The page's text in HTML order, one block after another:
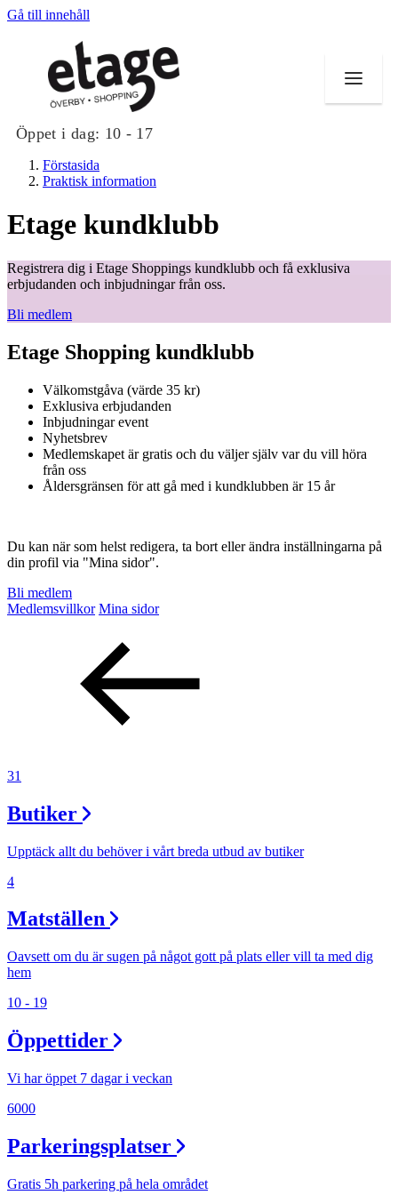
Gå till innehåll
Öppet i dag: 10 - 17
Butiker
Mat och dryck
Evenemang
Erbjudanden
Kundklubb
Inspiration
Praktisk information
Förstasida
Praktisk information
Etage kundklubb
Registrera dig i Etage Shoppings kundklubb och få exklusiva
erbjudanden och inbjudningar från oss.
Bli medlem
Etage Shopping kundklubb
Välkomstgåva (värde 35 kr)
Exklusiva erbjudanden
Inbjudningar event
Nyhetsbrev
Medlemskapet är gratis och du väljer själv var du vill höra
från oss
Åldersgränsen för att gå med i kundklubben är 15 år
Du kan när som helst redigera, ta bort eller ändra inställningarna på
din profil via "Mina sidor".
Bli medlem
Medlemsvillkor Mina sidor
31
Butiker
Upptäck allt du behöver i vårt breda utbud av butiker
4
Matställen
Oavsett om du är sugen på något gott på plats eller vill ta med dig
hem
10 - 19
Öppettider
Vi har öppet 7 dagar i veckan
6000
Parkeringsplatser
Gratis 5h parkering på hela området